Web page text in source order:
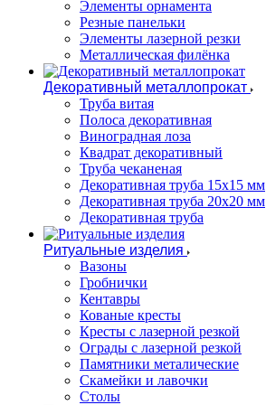
Элементы орнамента
Резные панельки
Элементы лазерной резки
Металлическая филёнка
Декоративный металлопрокат
Труба витая
Полоса декоративная
Виноградная лоза
Квадрат декоративный
Труба чеканеная
Декоративная труба 15х15 мм
Декоративная труба 20х20 мм
Декоративная труба
Ритуальные изделия
Вазоны
Гробнички
Кентавры
Кованые кресты
Кресты с лазерной резкой
Ограды с лазерной резкой
Памятники металические
Скамейки и лавочки
Столы